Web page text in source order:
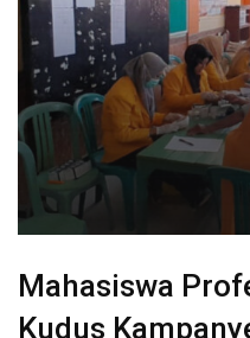
Mahasiswa
Kudus